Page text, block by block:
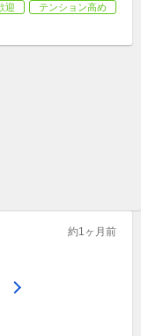
迎
テンション高め
約1ヶ月前